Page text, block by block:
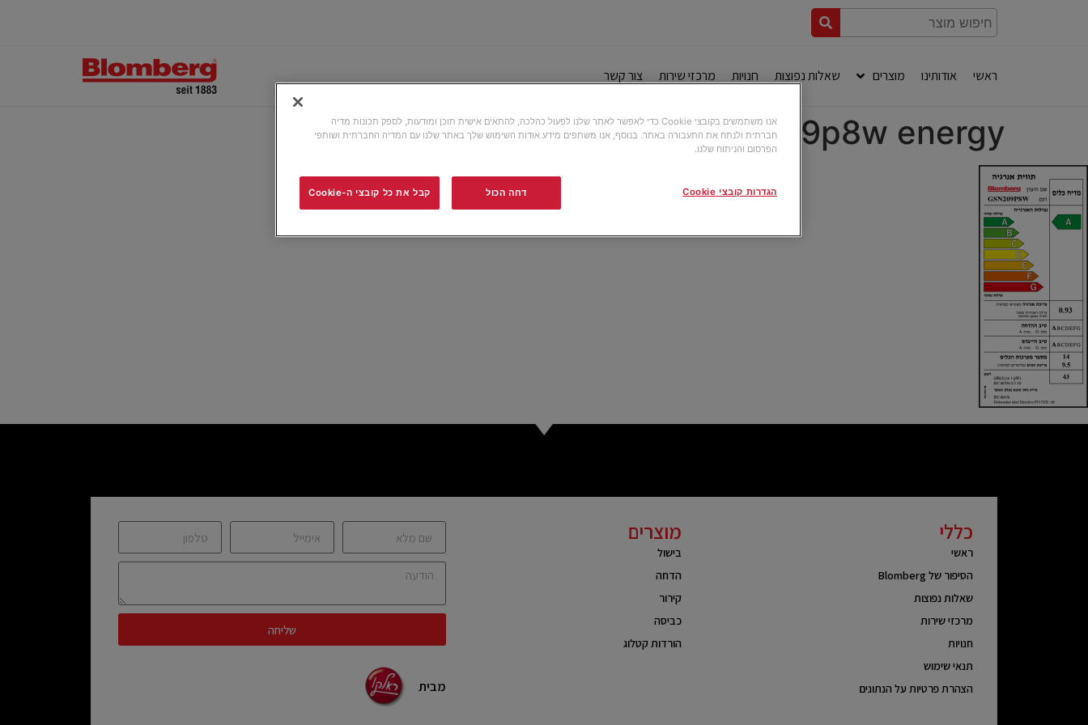
ראשי אודותינו מוצרים שאלות נפוצות חנויות מרכזי שירות צור קשר
gsn 209p8w energy
כללי
ראשי
הסיפור של Blomberg
שאלות נפוצות
מרכזי שירות
חנויות
תנאי שימוש
הצהרת פרטיות על הנתונים
מוצרים
בישול
הדחה
קירור
כביסה
הורדות קטלוג
שליחה
מבית
אנו משתמשים בקובצי Cookie כדי לאפשר לאתר שלנו לפעול כהלכה, להתאים אישית תוכן ומודעות, לספק תכונות מדיה
חברתית ולנתח את התעבורה באתר. בנוסף, אנו משתפים מידע אודות השימוש שלך באתר שלנו עם המדיה החברתית ושותפי
הפרסום והניתוח שלנו.
דחה הכול קבל את כל קובצי ה-Cookie הגדרות קובצי Cookie